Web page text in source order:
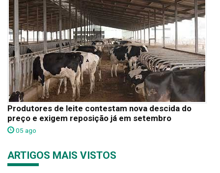
Produtores de leite contestam nova descida do
preço e exigem reposição já em setembro
05 ago
ARTIGOS MAIS VISTOS